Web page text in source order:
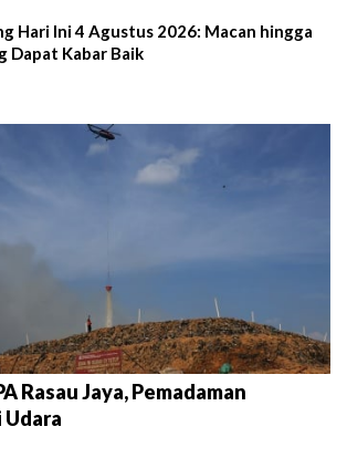
Hari Ini 4 Agustus 2026: Macan hingga
Dapat Kabar Baik
Rasau Jaya, Pemadaman